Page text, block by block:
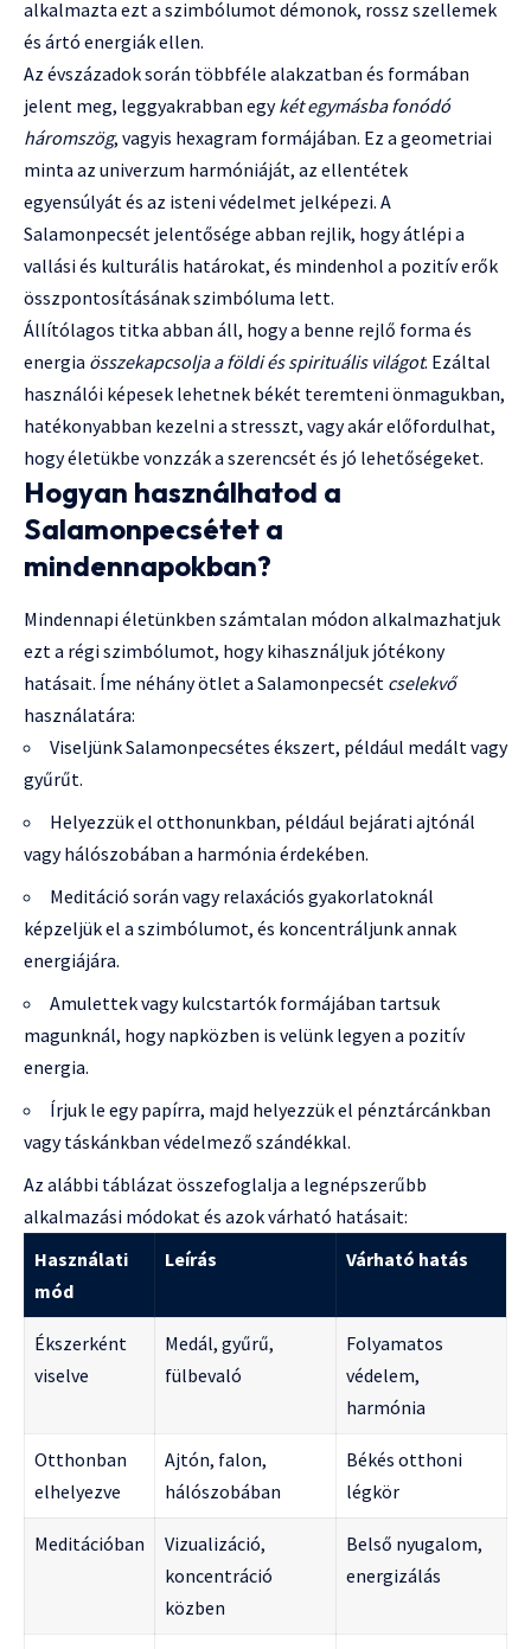
alkalmazta ezt a szimbólumot démonok, rossz szellemek
és ártó energiák ellen.
Az évszázadok során többféle alakzatban és formában
jelent meg, leggyakrabban egykét egymásba fonódó
háromszög, vagyis hexagram formájában. Ez a geometriai
minta az univerzum harmóniáját, az ellentétek
egyensúlyát és az isteni védelmet jelképezi. A
Salamonpecsét jelentősége abban rejlik, hogy átlépi a
vallási és kulturális határokat, és mindenhol a pozitív erők
összpontosításának szimbóluma lett.
Állítólagos titka abban áll, hogy a benne rejlő forma és
energia összekapcsolja a földi és spirituális világot. Ezáltal
használói képesek lehetnek békét teremteni önmagukban,
hatékonyabban kezelni a stresszt, vagy akár előfordulhat,
hogy életükbe vonzzák a szerencsét és jó lehetőségeket.
Hogyan használhatod a
Salamonpecsétet a
mindennapokban?
Mindennapi életünkben számtalan módon alkalmazhatjuk
ezt a régi szimbólumot, hogy kihasználjuk jótékony
hatásait. Íme néhány ötlet a Salamonpecsét cselekvő
használatára:
Viseljünk Salamonpecsétes ékszert, például medált vagy
gyűrűt.
Helyezzük el otthonunkban, például bejárati ajtónál
vagy hálószobában a harmónia érdekében.
Meditáció során vagy relaxációs gyakorlatoknál
képzeljük el a szimbólumot, és koncentráljunk annak
energiájára.
Amulettek vagy kulcstartók formájában tartsuk
magunknál, hogy napközben is velünk legyen a pozitív
energia.
Írjuk le egy papírra, majd helyezzük el pénztárcánkban
vagy táskánkban védelmező szándékkal.
Az alábbi táblázat összefoglalja a legnépszerűbb
alkalmazási módokat és azok várható hatásait:
Használati
mód
Leírás Várható hatás
Ékszerként
viselve
Medál, gyűrű,
fülbevaló
Folyamatos
védelem,
harmónia
Otthonban
elhelyezve
Ajtón, falon,
hálószobában
Békés otthoni
légkör
Meditációban
Vizualizáció,
koncentráció
közben
Belső nyugalom,
energizálás